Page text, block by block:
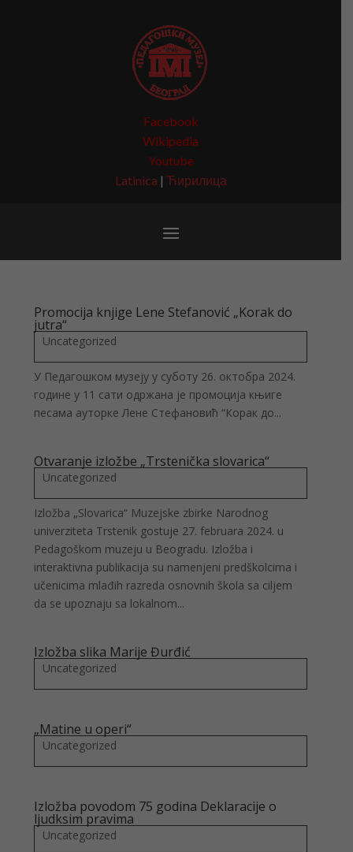
Facebook
Wikipedia
Youtube
Latinica | Ћирилица
Promocija knjige Lene Stefanović „Korak do
jutra“
Uncategorized
У Педагошком музеју у суботу 26. октобра 2024.
године у 11 сати одржана је промоција књиге
песама ауторке Лене Стефановић “Корак до...
Otvaranje izložbe „Trstenička slovarica“
Uncategorized
Izložba „Slovarica“ Muzejske zbirke Narodnog
univerziteta Trstenik gostuje 27. februara 2024. u
Pedagoškom muzeju u Beogradu. Izložba i
interaktivna publikacija su namenjeni predškolcima i
učenicima mlađih razreda osnovnih škola sa ciljem
da se upoznaju sa lokalnom...
Izložba slika Marije Đurđić
Uncategorized
„Matine u operi“
Uncategorized
Izložba povodom 75 godina Deklaracije o
ljudksim pravima
Uncategorized